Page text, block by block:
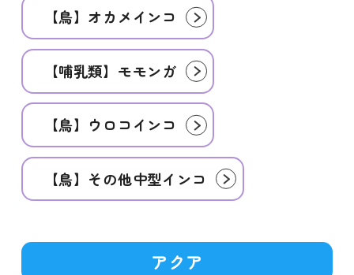
【鳥】オカメインコ
【哺乳類】モモンガ
【鳥】ウロコインコ
【鳥】その他中型インコ
アクア